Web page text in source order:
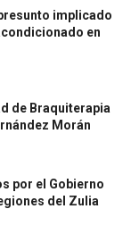
implicado
en
de Braquiterapia
Morán
por el Gobierno
del Zulia